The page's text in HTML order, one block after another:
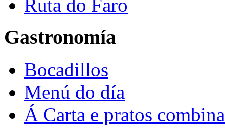
Ruta do Faro
Gastronomía
Bocadillos
Menú do día
Á Carta e pratos